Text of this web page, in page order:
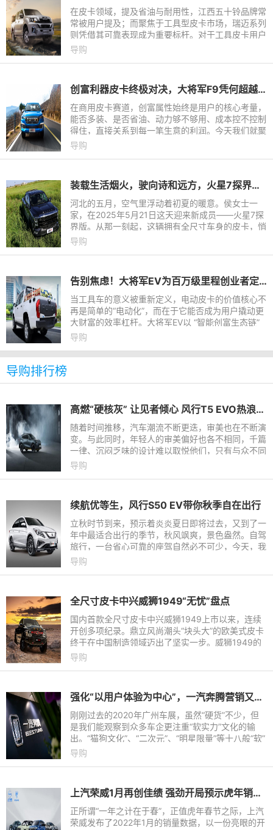
在皮卡领域，提及省油与耐用性，江西五十铃品牌常
常被用户提及；而聚焦于工具型皮卡市场，瑞迈系列
则凭借其可靠表现成为重要标杆。对于工具皮卡用户
而言，车辆的核心诉求在于出色的耐用性、稳定的性
导购
创富利器皮卡终极对决，大将军F9凭何超越江铃宝典成商用首选？
在商用皮卡赛道，创富属性始终是用户的核心考量，
能否多装、是否省油、动力够不够用、成本控不控制
得住，直接关系到每一笔生意的利润。今天我们就聚
焦两款热门车型，大将军F9创富版与江铃宝典，从
导购
装载生活烟火，驶向诗和远方，火星7探界版给出了满分答案
河北的五月，空气里浮动着初夏的暖意。侯女士一
家，在2025年5月21日这天迎来新成员——火星7探
界版。从那一刻起，这辆拥有全尺寸车身的皮卡，悄
然融入了五口之家的日常。
导购
告别焦虑！大将军EV为百万级里程创业者定制“创富半径”
当工具车的意义被重新定义，电动皮卡的价值核心不
再是简单的“电动化”，而在于它能否成为用户撬动更
大财富的效率杠杆。大将军EV以 “智能创富生态链”
重新定义行业标准。从外观到性能，从续航到智能配
导购
导购排行榜
高燃“硬核灰” 让见者倾心 风行T5 EVO热浪发布全新车色
随着时间推移，汽车潮流不断更迭，审美也在不断演
变。与此同时，年轻人的审美偏好也各不相同，千篇
一律、沉闷乏味的设计难以取悦他们，只有与众不同
且潮酷十足的设计才能真正打动人心。针对当下汽车
导购
续航优等生，风行S50 EV带你秋季自在出行
立秋时节到来，预示着炎炎夏日即将过去，又到了一
年中最适合出行的季节，秋风飒爽，景色盎然。自驾
旅行，一台省心可靠的座驾自然必不可少，今天，我
们就要来给大家介绍一款高品质纯电车型——风行S
导购
全尺寸皮卡中兴威狮1949“无忧”盘点
国内首款全尺寸皮卡中兴威狮1949上市以来，连续
开创多项纪录。鼎立风尚潮头“块头大”的欧美式皮卡
终于在中国制造领域迈出了坚实一步。威狮1949的
开创性不仅仅体现在“全尺寸”的大空间，其他方面同
导购
强化“以用户体验为中心”，一汽奔腾营销又有新玩法
刚刚过去的2020年广州车展，虽然“硬货”不少，但
是我们能观察到众多车企更注重“软实力”文化的输
出。“猫狗文化”、“二次元”、“明星限量”等十八般“软”
武艺成为了不折不扣的主旋律。无论你承认与否，多
导购
上汽荣威1月再创佳绩 强劲开局预示虎年销量可期
正所谓“一年之计在于春”，正值虎年春节之际，上汽
荣威发布了2022年1月的销量数据，以一份亮眼的开